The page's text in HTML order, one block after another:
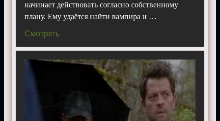
начинает действовать согласно собственному
плану. Ему удаётся найти вампира и …
Смотреть